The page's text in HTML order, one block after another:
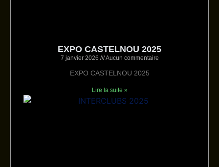
EXPO CASTELNOU 2025
7 janvier 2026 Aucun commentaire
EXPO CASTELNOU 2025
Lire la suite »